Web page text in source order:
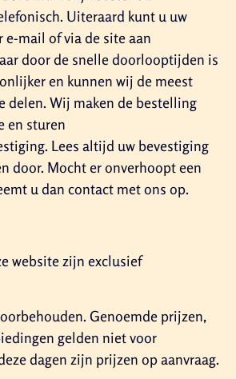
Uiteraard kunt u uw
e-mail of via de site aan
door de snelle doorlooptijden is
en kunnen wij de meest
delen. Wij maken de bestelling
en sturen
Lees altijd uw bevestiging
door. Mocht er onverhoopt een
u dan contact met ons op.
website zijn exclusief
Genoemde prijzen,
gelden niet voor
dagen zijn prijzen op aanvraag.